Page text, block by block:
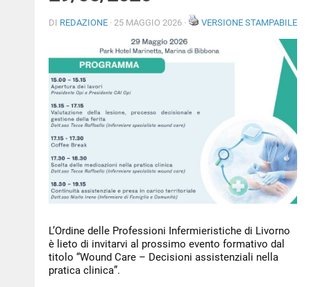
PER IL CITTADINO
DI REDAZIONE · 25 MAGGIO 2026 · VERSIONE STAMPABILE
L’Ordine delle Professioni Infermieristiche di Livorno
è lieto di invitarvi al prossimo evento formativo dal
titolo “Wound Care – Decisioni assistenziali nella
pratica clinica”.